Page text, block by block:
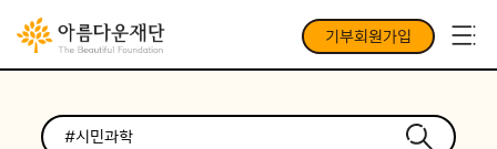
기부회원가입